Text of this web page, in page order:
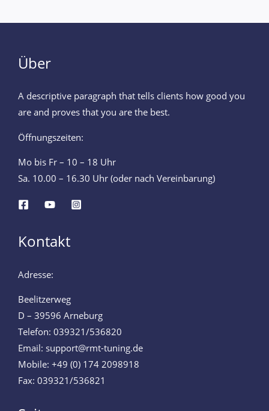
Über
A descriptive paragraph that tells clients how good you
are and proves that you are the best.
Öffnungszeiten:
Mo bis Fr – 10 – 18 Uhr
Sa. 10.00 – 16.30 Uhr (oder nach Vereinbarung)
Kontakt
Adresse:
Beelitzerweg
D – 39596 Arneburg
Telefon: 039321/536820
Email: support@rmt-tuning.de
Mobile: +49 (0) 174 2098918
Fax: 039321/536821